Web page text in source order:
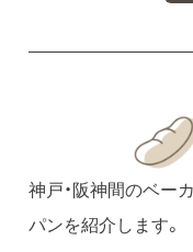
神戸・阪神間のベー
パンを紹介します。